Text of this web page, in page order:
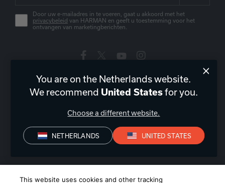
Door uw e-mailadres in te voeren, gaat u akkoord met het
privacybeleid van HARMAN en geeft u toestemming voor het
ontvangen van marketingberichten.
Nederland|NL
Conformiteitsverklaring
You are on the Netherlands website.
We recommend United Statesfor you.
Choose a different website.
NETHERLANDS UNITED STATES
This website uses cookies and other tracking